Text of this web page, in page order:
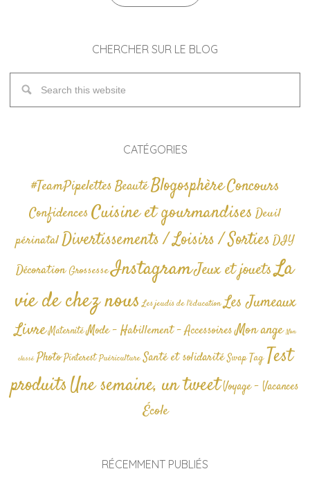
CHERCHER SUR LE BLOG
CATÉGORIES
#TeamPipelettesBeautéBlogosphèreConcours
Confidences Cuisine et gourmandises Deuil
périnatalDivertissements / Loisirs / SortiesDIY
Décoration GrossesseInstagramJeux et jouetsLa
vie de chez nous Les jeudis de l'éducation Les Jumeaux
Livre Maternité Mode - Habillement - AccessoiresMon ange Non
classé Photo Pinterest Puériculture Santé et solidarité Swap TagTest
produitsUne semaine, un tweetVoyage - Vacances
École
RÉCEMMENT PUBLIÉS